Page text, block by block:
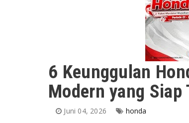
6 Keunggulan
Modern yang Siap
Juni 04, 2026 honda